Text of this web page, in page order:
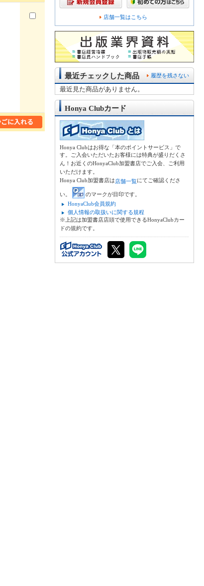
店舗一覧はこちら
履歴を残さない
最近チェックした商品
最近見た商品がありません。
Honya Clubカード
Honya Clubはお得な「本のポイントサービス」で
す。ご入会いただいたお客様には特典が盛りだくさ
ん！お近くのHonyaClub加盟書店でご入会、ご利用
いただけます。
Honya Club加盟書店は店舗一覧にてご確認くださ
い。
のマークが目印です。
HonyaClub会員規約
個人情報の取扱いに関する規程
※上記は加盟書店店頭で使用できるHonyaClubカー
ドの規約です。